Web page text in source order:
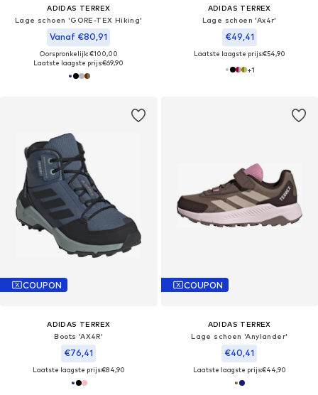
ADIDAS TERREX
Lage schoen 'GORE-TEX Hiking'
Vanaf €80,91
Oorspronkelijk: €100,00
Laatste laagste prijs:€69,90
ADIDAS TERREX
Lage schoen 'Ax4r'
€49,41
Laatste laagste prijs:€54,90
+1
COUPON
ADIDAS TERREX
Boots 'AX4R'
€76,41
Laatste laagste prijs:€84,90
COUPON
ADIDAS TERREX
Lage schoen 'Anylander'
€40,41
Laatste laagste prijs:€44,90